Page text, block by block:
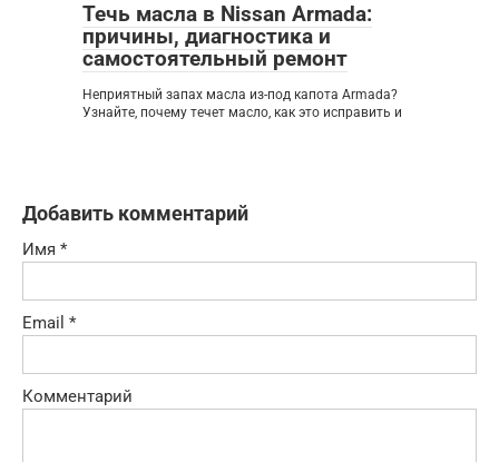
Течь масла в Nissan Armada:
причины, диагностика и
самостоятельный ремонт
Неприятный запах масла из-под капота Armada?
Узнайте, почему течет масло, как это исправить и
Добавить комментарий
Имя *
Email *
Комментарий